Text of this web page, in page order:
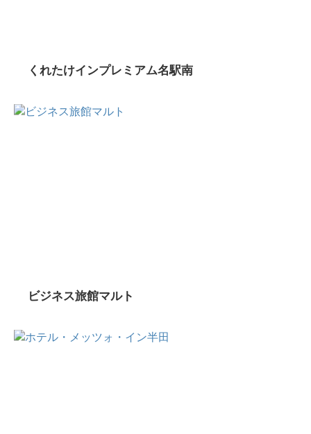
くれたけインプレミアム名駅南
ビジネス旅館マルト